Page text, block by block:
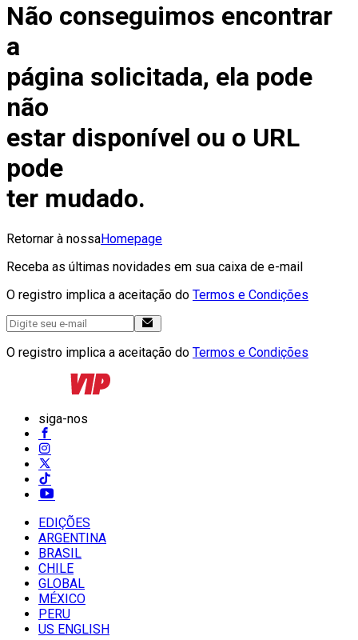
Não conseguimos encontrar
a
página solicitada, ela pode
não
estar disponível ou o URL
pode
ter mudado.
Retornar à nossaHomepage
Receba as últimas novidades em sua caixa de e-mail
O registro implica a aceitação do Termos e Condições
O registro implica a aceitação do Termos e Condições
siga-nos
EDIÇÕES
ARGENTINA
BRASIL
CHILE
GLOBAL
MÉXICO
PERU
US ENGLISH